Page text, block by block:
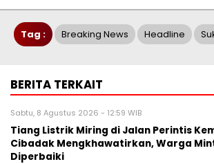
Tag : Breaking News Headline
BERITA TERKAIT
Sabtu, 8 Agustus 2026 - 12:59 WIB
Tiang Listrik Miring di Jalan Perintis
Cibadak Mengkhawatirkan, Warga
Diperbaiki